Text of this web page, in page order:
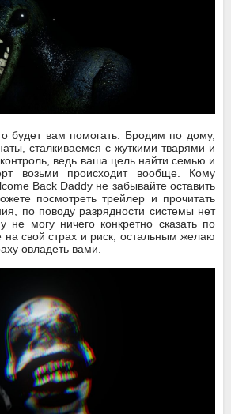
будет вам помогать. Бродим по дому,
сталкиваемся с жуткими тварями и
ведь ваша цель найти семью и
возьми происходит вообще. Кому
Back Daddy не забывайте оставить
посмотреть трейлер и прочитать
по поводу разрядности системы нет
не могу ничего конкретно сказать по
на свой страх и риск, остальным желаю
овладеть вами.